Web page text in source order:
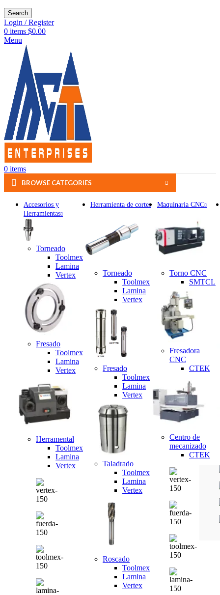
Search
Login / Register
0 items $0.00
Menu
0 items
BROWSE CATEGORIES
Accesorios y
Herramientas
Torneado
Toolmex
Lamina
Vertex
Fresado
Toolmex
Lamina
Vertex
Herramental
Toolmex
Lamina
Vertex
Herramienta de corte
Torneado
Toolmex
Lamina
Vertex
Fresado
Toolmex
Lamina
Vertex
Taladrado
Toolmex
Lamina
Vertex
Roscado
Toolmex
Lamina
Vertex
Maquinaria CNC
Torno CNC
SMTCL
Fresadora
CNC
CTEK
Centro de
mecanizado
CTEK